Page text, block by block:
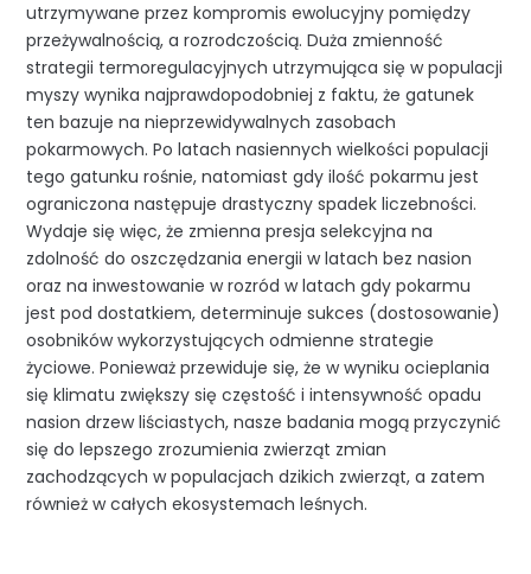
utrzymywane przez kompromis ewolucyjny pomiędzy
przeżywalnością, a rozrodczością. Duża zmienność
strategii termoregulacyjnych utrzymująca się w populacji
myszy wynika najprawdopodobniej z faktu, że gatunek
ten bazuje na nieprzewidywalnych zasobach
pokarmowych. Po latach nasiennych wielkości populacji
tego gatunku rośnie, natomiast gdy ilość pokarmu jest
ograniczona następuje drastyczny spadek liczebności.
Wydaje się więc, że zmienna presja selekcyjna na
zdolność do oszczędzania energii w latach bez nasion
oraz na inwestowanie w rozród w latach gdy pokarmu
jest pod dostatkiem, determinuje sukces (dostosowanie)
osobników wykorzystujących odmienne strategie
życiowe. Ponieważ przewiduje się, że w wyniku ocieplania
się klimatu zwiększy się częstość i intensywność opadu
nasion drzew liściastych, nasze badania mogą przyczynić
się do lepszego zrozumienia zwierząt zmian
zachodzących w populacjach dzikich zwierząt, a zatem
również w całych ekosystemach leśnych.